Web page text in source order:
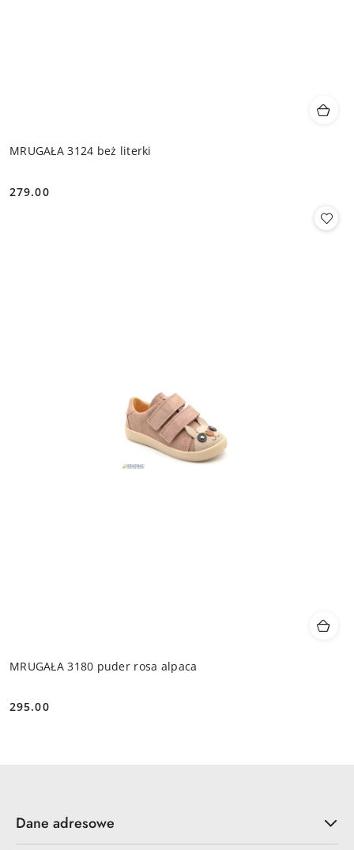
MRUGAŁA 3124 beż literki
Cena:
279.00
MRUGAŁA 3180 puder rosa alpaca
Cena:
295.00
Dane adresowe